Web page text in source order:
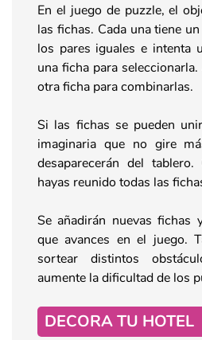
En el juego de puzzle, el
las fichas. Cada una tiene
los pares iguales e intenta
una ficha para
otra ficha para combinarlas.
Si las fichas se pueden
imaginaria que no gire
desaparecerán del
hayas reunido todas las
Se añadirán nuevas fichas
que avances en el juego.
sortear distintos
aumente la dificultad de los
DECORA TU HOTEL